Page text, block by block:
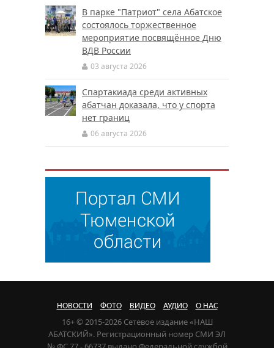
В парке "Патриот" села Абатское
состоялось торжественное
мероприятие посвящённое Дню
ВДВ России
03 августа 2026
Спартакиада среди активных
абатчан доказала, что у спорта
нет границ
06 августа 2026
НОВОСТИ ФОТО ВИДЕО АУДИО О НАС
16+ © 2015-2026 Сетевое издание «НАШ
АБАТСКИЙ». Регистрационный номер СМИ ЭЛ